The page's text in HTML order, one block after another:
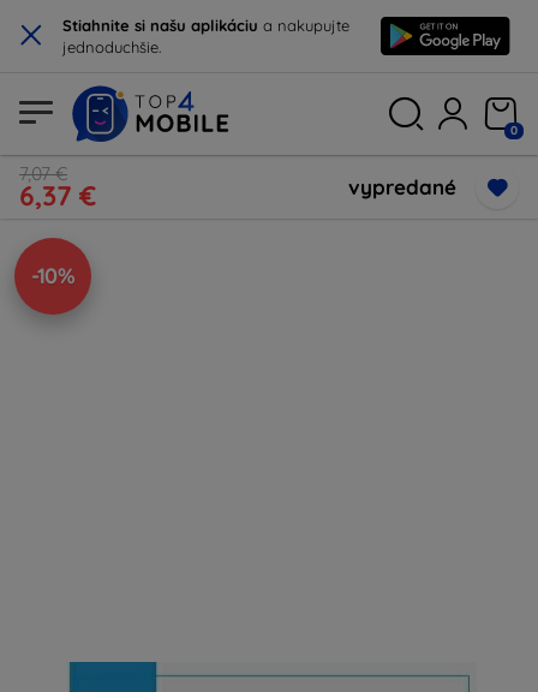
× Stiahnite si našu aplikáciu a nakupujte
jednoduchšie.
0
7,07 €
6,37 € vypredané
-10%